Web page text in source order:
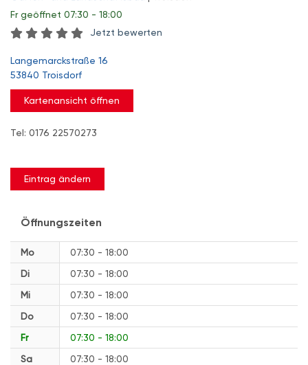
Frgeöffnet 07:30 - 18:00
Jetzt bewerten
Langemarckstraße 16
53840 Troisdorf
Kartenansicht öffnen
Tel: 0176 22570273
Eintrag ändern
Öffnungszeiten
Mo
07:30 - 18:00
Di
07:30 - 18:00
Mi
07:30 - 18:00
Do
07:30 - 18:00
Fr
07:30 - 18:00
Sa
07:30 - 18:00